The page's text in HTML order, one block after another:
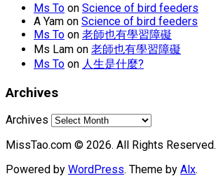
Ms To on Science of bird feeders
A Yam on Science of bird feeders
Ms To on 老師也有學習障礙
Ms Lam on 老師也有學習障礙
Ms To on 人生是什麼?
Archives
Archives
MissTao.com © 2026. All Rights Reserved.
Powered by WordPress. Theme by Alx.